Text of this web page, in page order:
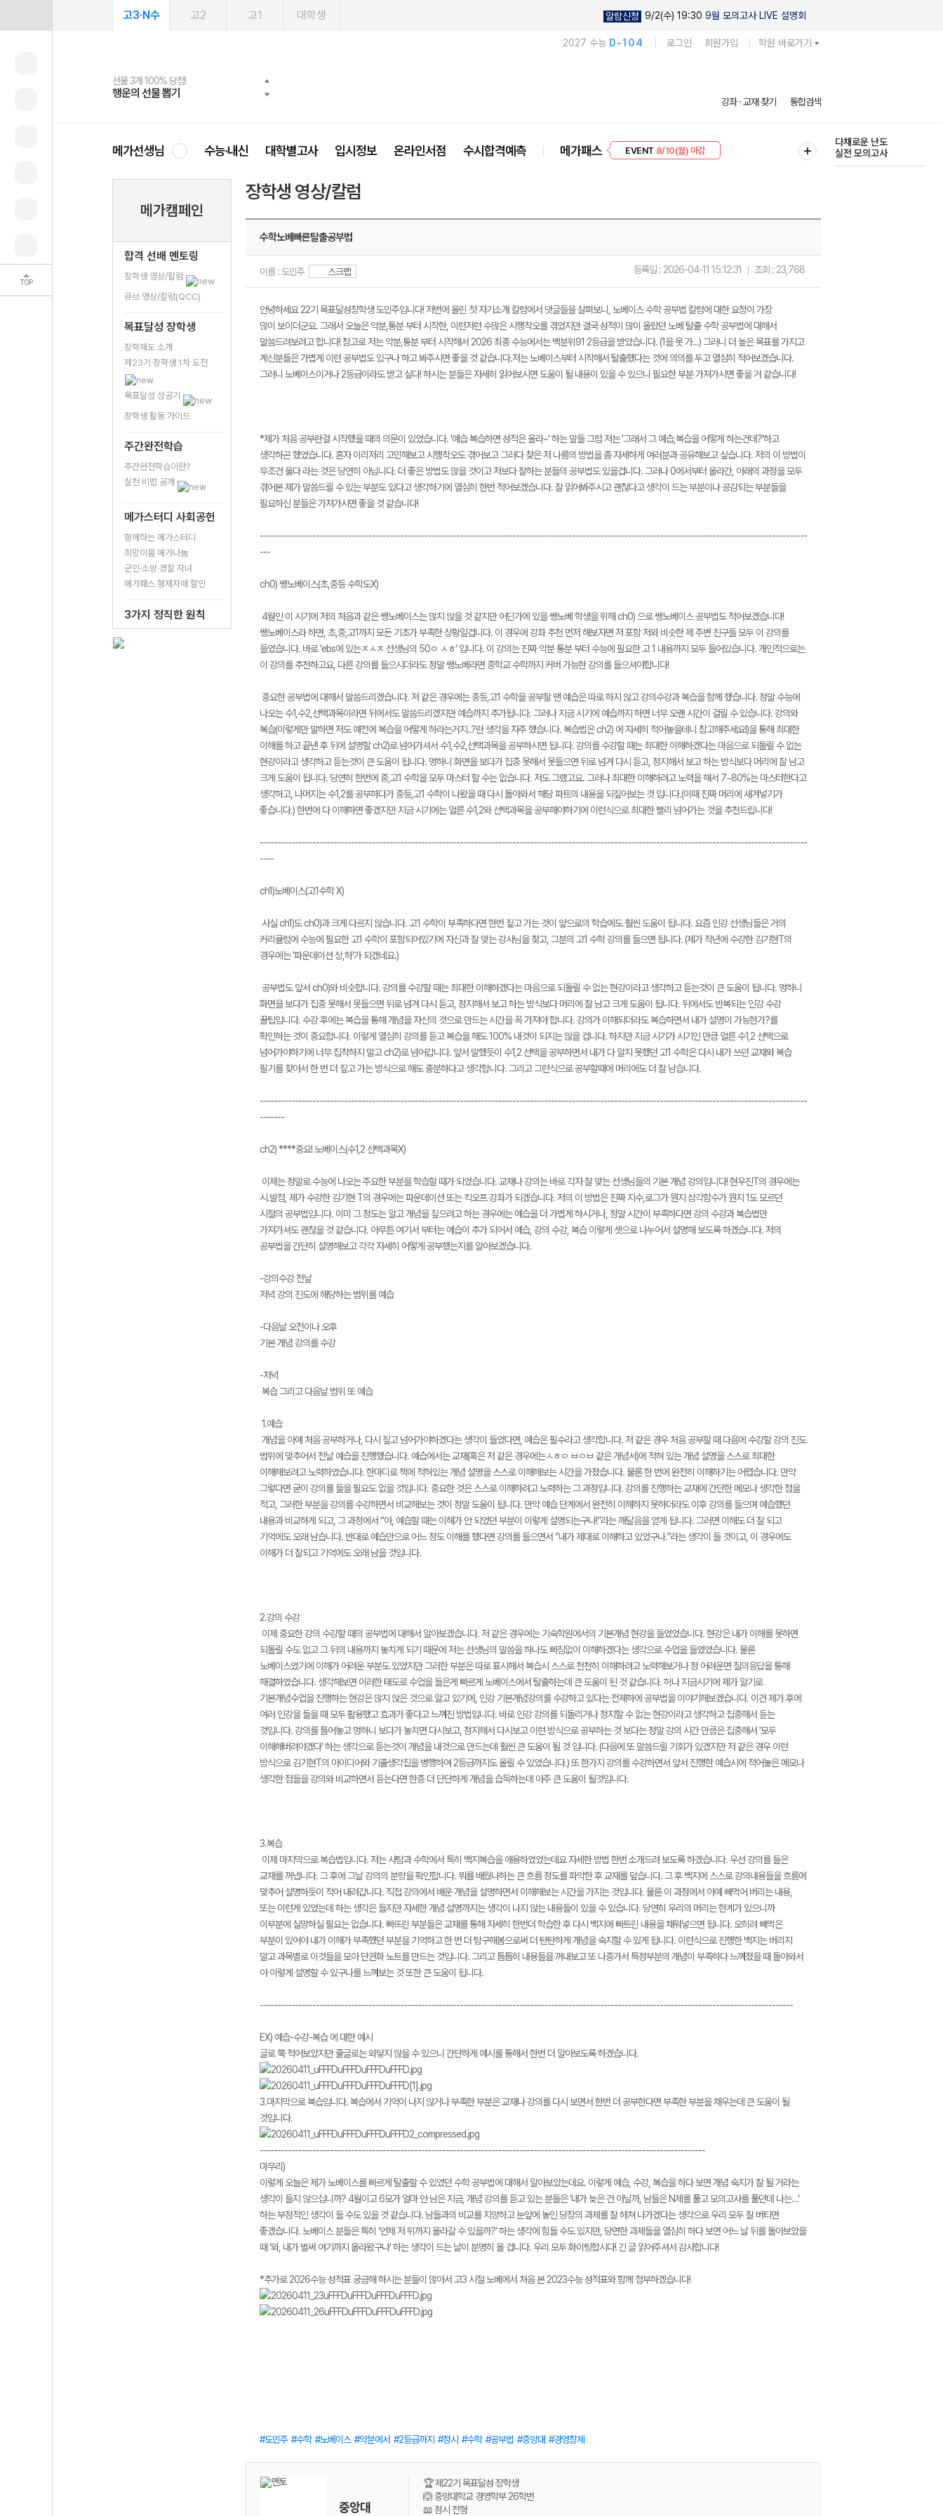
TOP
고3·N수 고2 고1 대학생 알람신청 9/2(수) 19:30 9월 모의고사 LIVE 설명회
2027 수능 D-104 로그인 회원가입 학원 바로가기
선물 3개 100% 당첨!
행운의 선물 뽑기
선물 100% 증정!
메가스터디 X 올리브
여름방학 스터디 캐시백
메가런 썸머스쿨
2027 러셀 단과
강사 공개선발
스마트러닝앱
설문 EVENT
메가패스
3일 무료 체험권
메가패스 수강생 무료혜택!
메가클럽 멤버십
사회공헌 캠페인
희망이룸 메가나눔
강좌 · 교재 찾기 통합검색
메가선생님 수능·내신 대학별고사 입시정보 온라인서점 수시합격예측 메가패스
EVENT 8/10(월) 마감
실전 모의고사
메가캠페인
합격 선배 멘토링
장학생 영상/칼럼
큐브 영상/칼럼(QCC)
목표달성 장학생
장학제도 소개
제23기 장학생 1차 도전
목표달성 성공기
장학생 활동 가이드
주간완전학습
주간완전학습이란?
실천 비법 공개
메가스터디 사회공헌
함께하는 메가스터디
희망이룸 메가나눔
군인·소방·경찰 자녀
메가패스 형제자매 할인
3가지 정직한 원칙
장학생 영상/칼럼
수학노베빠른탈출공부법
이름 : 도민주 스크랩 등록일 : 2026-04-11 15:12:31 조회 : 23,768
안녕하세요 22기 목표달성장학생 도민주입니다! 저번에 올린 첫 자기소개 칼럼에서 댓글들을 살펴보니, 노베이스 수학 공부법 칼럼에 대한 요청이 가장
많이 보이더군요. 그래서 오늘은 약분,통분 부터 시작한, 이런저런 수많은 시행착오를 겪었지만 결국 성적이 많이 올랐던 노베 탈출 수학 공부법에 대해서
말씀드려보려고 합니다! 참고로 저는 약분,통분 부터 시작해서 2026 최종 수능에서는 백분위91 2등급을 받았습니다. (1을 못 가...) 그러니 더 높은 목표를 가지고
계신분들은 가볍게 이런 공부법도 있구나 하고 봐주시면 좋을 것 같습니다.저는 노베이스부터 시작해서 탈출했다는 것에 의의를 두고 열심히 적어보겠습니다.
그러니 노베이스이거나 2등급이라도 받고 싶다! 하시는 분들은 자세히 읽어보시면 도움이 될 내용이 있을 수 있으니 필요한 부분 가져가시면 좋을 거 같습니다!
*제가 처음 공부란걸 시작했을 때의 의문이 있었습니다. '예습 복습하면 성적은 올라~' 하는 말들 그럼 저는 '그래서 그 예습,복습을 어떻게 하는건데?'하고
생각하곤 했었습니다. 혼자 이리저리 고민해보고 시행착오도 겪어보고 그러다 찾은 저 나름의 방법을 좀 자세하게 여러분과 공유해보고 싶습니다. 저의 이 방법이
무조건 옳다 라는 것은 당연히 아닙니다. 더 좋은 방법도 많을 것이고 저보다 잘하는 분들의 공부법도 있을겁니다. 그러나 0에서부터 올라간, 아래의 과정을 모두
겪어본 제가 말씀드릴 수 있는 부분도 있다고 생각하기에 열심히 한번 적어보겠습니다. 잘 읽어봐주시고 괜찮다고 생각이 드는 부분이나 공감되는 부분들을
필요하신 분들은 가져가시면 좋을 것 같습니다!
------------------------------------------------------------------------------------------------------------------------------------------------------------
---
ch0) 쌩노베이스(초,중등 수학도X)
4월인 이 시기에 저의 처음과 같은 쌩노베이스는 많지 않을 것 같지만 어딘가에 있을 쌩노베 학생을 위해 ch0) 으로 쌩노베이스 공부법도 적어보겠습니다!
쌩노베이스라 하면, 초,중,고1까지 모든 기초가 부족한 상황일겁니다. 이 경우에 강좌 추천 먼저 해보자면 저 포함 저와 비슷한 제 주변 친구들 모두 이 강의를
들었습니다. 바로 'ebs에 있는ㅈㅅㅈ 선생님의 50ㅇ ㅅㅎ' 입니다. 이 강의는 진짜 약분 통분 부터 수능에 필요한 고 1 내용까지 모두 들어있습니다. 개인적으로는
이 강의를 추천하고요, 다른 강의를 들으시더라도 정말 쌩노베라면 중학교 수학까지 커버 가능한 강의를 들으셔야합니다!
중요한 공부법에 대해서 말씀드리겠습니다. 저 같은 경우에는 중등,고1 수학을 공부할 땐 예습은 따로 하지 않고 강의수강과 복습을 함께 했습니다. 정말 수능에
나오는 수1,수2,선택과목이라면 뒤에서도 말씀드리겠지만 예습까지 추가됩니다. 그러나 지금 시기에 예습까지 하면 너무 오랜 시간이 걸릴 수 있습니다. 강의와
복습(이렇게만 말하면 저도 예전에 복습을 어떻게 하라는거지..?란 생각을 자주 했습니다. 복습법은 ch2) 에 자세히 적어놓을테니 참고해주세요!)을 통해 최대한
이해를 하고 끝낸 후 뒤에 설명할 ch2)로 넘어가셔서 수1,수2,선택과목을 공부하시면 됩니다. 강의를 수강할 때는 최대한 이해하겠다는 마음으로 되돌릴 수 없는
현강이라고 생각하고 듣는것이 큰 도움이 됩니다. 멍하니 화면을 보다가 집중 못해서 못들으면 뒤로 넘겨 다시 듣고, 정지해서 보고 하는 방식보다 머리에 잘 남고
크게 도움이 됩니다. 당연히 한번에 중,고1 수학을 모두 마스터 할 수는 없습니다. 저도 그랬고요. 그러나 최대한 이해하려고 노력을 해서 7~80%는 마스터한다고
생각하고, 나머지는 수1,2를 공부하다가 중등,고1 수학이 나왔을 때 다시 돌아와서 해당 파트의 내용을 되짚어보는 것 입니다.(이때 진짜 머리에 새겨넣기가
좋습니다.) 한번에 다 이해하면 좋겠지만 지금 시기에는 얼른 수1,2와 선택과목을 공부해야하기에 이런식으로 최대한 빨리 넘어가는 것을 추천드립니다!
------------------------------------------------------------------------------------------------------------------------------------------------------------
----
ch1)노베이스(고1수학 X)
사실 ch1)도 ch0)과 크게 다르지 않습니다. 고1 수학이 부족하다면 한번 짚고 가는 것이 앞으로의 학습에도 훨씬 도움이 됩니다. 요즘 인강 선생님들은 거의
커리큘럼에 수능에 필요한 고1 수학이 포함되어있기에 자신과 잘 맞는 강사님을 찾고, 그분의 고1 수학 강의를 들으면 됩니다. (제가 작년에 수강한 김기현T의
경우에는 '파운데이션 상,하'가 되겠네요.)
공부법도 앞서 ch0)와 비슷합니다. 강의를 수강할 때는 최대한 이해하겠다는 마음으로 되돌릴 수 없는 현강이라고 생각하고 듣는것이 큰 도움이 됩니다. 멍하니
화면을 보다가 집중 못해서 못들으면 뒤로 넘겨 다시 듣고, 정지해서 보고 하는 방식보다 머리에 잘 남고 크게 도움이 됩니다. 뒤에서도 반복되는 인강 수강
꿀팁입니다. 수강 후에는 복습을 통해 개념을 자신의 것으로 만드는 시간을 꼭 가져야 합니다. 강의가 이해되더라도 복습하면서 내가 설명이 가능한가?를
확인하는 것이 중요합니다. 이렇게 열심히 강의를 듣고 복습을 해도 100% 내것이 되지는 않을 겁니다. 하지만 지금 시기가 시기인 만큼 얼른 수1,2 선택으로
넘어가야하기에 너무 집착하지 말고 ch2)로 넘어갑니다. 앞서 말했듯이 수1,2 선택을 공부하면서 내가 다 알지 못했던 고1 수학은 다시 내가 쓰던 교재와 복습
필기를 찾아서 한 번 더 짚고 가는 방식으로 해도 충분하다고 생각합니다. 그리고 그런식으로 공부할때에 머리에도 더 잘 남습니다.
------------------------------------------------------------------------------------------------------------------------------------------------------------
-------
ch2) ****중요! 노베이스(수1,2 선택과목X)
이제는 정말로 수능에 나오는 주요한 부분을 학습할 때가 되었습니다. 교재나 강의는 바로 각자 잘 맞는 선생님들의 기본 개념 강의입니다! 현우진T의 경우에는
시.발점, 제가 수강한 김기현 T의 경우에는 파운데이션 또는 킥오프 강좌가 되겠습니다. 저의 이 방법은 진짜 지수,로그가 뭔지 삼각함수가 뭔지 1도 모르던
시절의 공부법입니다. 이미 그 정도는 알고 개념을 짚으려고 하는 경우에는 예습을 더 가볍게 하시거나, 정말 시간이 부족하다면 강의 수강과 복습법만
가져가셔도 괜찮을 것 같습니다. 아무튼 여기서 부터는 예습이 추가 되어서 예습, 강의 수강, 복습 이렇게 셋으로 나누어서 설명해 보도록 하겠습니다. 저의
공부법을 간단히 설명해보고 각각 자세히 어떻게 공부했는지를 알아보겠습니다.
-강의수강 전날
저녁 강의 진도에 해당하는 범위를 예습
-다음날 오전이나 오후
기본 개념 강의를 수강
-저녁
복습 그리고 다음날 범위 또 예습
1.예습
개념을 아예 처음 공부하거나, 다시 짚고 넘어가야하겠다는 생각이 들었다면, 예습은 필수라고 생각합니다. 저 같은 경우 처음 공부할 때 다음에 수강할 강의 진도
범위에 맞추어서 전날 예습을 진행했습니다. 예습에서는 교재(혹은 저 같은 경우에는ㅅㅎㅇ ㅂㅇㅂ 같은 개념서)에 적혀 있는 개념 설명을 스스로 최대한
이해해보려고 노력하였습니다. 한마디로 책에 적혀있는 개념 설명을 스스로 이해해보는 시간을 가졌습니다. 물론 한 번에 완전히 이해하기는 어렵습니다. 만약
그렇다면 굳이 강의를 들을 필요도 없을 것입니다. 중요한 것은 스스로 이해하려고 노력하는 그 과정입니다. 강의를 진행하는 교재에 간단한 메모나 생각한 점을
적고, 그러한 부분을 강의를 수강하면서 비교해보는 것이 정말 도움이 됩니다. 만약 예습 단계에서 완전히 이해하지 못하더라도 이후 강의를 들으며 예습했던
내용과 비교하게 되고, 그 과정에서 “아, 예습할 때는 이해가 안 되었던 부분이 이렇게 설명되는구나!”라는 깨달음을 얻게 됩니다. 그러면 이해도 더 잘 되고
기억에도 오래 남습니다. 반대로 예습만으로 어느 정도 이해를 했다면 강의를 들으면서 “내가 제대로 이해하고 있었구나.”라는 생각이 들 것이고, 이 경우에도
이해가 더 잘되고 기억에도 오래 남을 것입니다.
2.강의 수강
이제 중요한 강의 수강할 때의 공부법에 대해서 알아보겠습니다. 저 같은 경우에는 기숙학원에서의 기본개념 현강을 들었었습니다. 현강은 내가 이해를 못하면
되돌릴 수도 없고 그 뒤의 내용까지 놓치게 되기 때문에 저는 선생님의 말씀을 하나도 빠짐없이 이해하겠다는 생각으로 수업을 들었었습니다. 물론
노베이스였기에 이해가 어려운 부분도 있었지만 그러한 부분은 따로 표시해서 복습시 스스로 천천히 이해하려고 노력해보거나 정 어려운면 질의응답을 통해
해결하였습니다. 생각해보면 이러한 태도로 수업을 들은게 빠르게 노베이스에서 탈출하는데 큰 도움이 된 것 같습니다. 허나 지금시기에 제가 알기로
기본개념수업을 진행하는 현강은 많지 않은 것으로 알고 있기에, 인강 기본개념강의를 수강하고 있다는 전제하에 공부법을 이야기해보겠습니다. 이건 제가 후에
여러 인강을 들을 때 모두 활용했고 효과가 좋다고 느껴진 방법입니다. 바로 인강 강의를 되돌리거나 정지할 수 없는 현강이라고 생각하고 집중해서 듣는
것입니다. 강의를 틀어놓고 멍하니 보다가 놓치면 다시보고, 정지해서 다시보고 이런 방식으로 공부하는 것 보다는 정말 강의 시간 만큼은 집중해서 '모두
이해해버려야겠다' 하는 생각으로 듣는것이 개념을 내것으로 만드는데 훨씬 큰 도움이 될 것 입니다. (다음에 또 말씀드릴 기회가 있겠지만 저 같은 경우 이런
방식으로 김기현T의 아이디어와 기출생각집을 병행하여 2등급까지도 올릴 수 있었습니다.) 또 한가지 강의를 수강하면서 앞서 진행한 예습시에 적어놓은 메모나
생각한 점들을 강의와 비교하면서 듣는다면 한층 더 단단하게 개념을 습득하는데 아주 큰 도움이 될것입니다.
3.복습
이제 마지막으로 복습법입니다. 저는 사탐과 수학에서 특히 백지복습을 애용하였었는데요 자세한 방법 한번 소개드려 보도록 하겠습니다. 우선 강의를 들은
교재를 꺼냅니다. 그 후에 그날 강의의 분량을 확인합니다. 뭐를 배웠나하는 큰 흐름 정도를 파악한 후 교재를 덮습니다. 그 후 백지에 스스로 강의내용들을 흐름에
맞추어 설명하듯이 적어 내려갑니다. 직접 강의에서 배운 개념을 설명하면서 이해해보는 시간을 가지는 것입니다. 물론 이 과정에서 아예 빼먹어 버리는 내용,
또는 이런게 있었는데 하는 생각은 들지만 자세한 개념 설명까지는 생각이 나지 않는 내용들이 있을 수 있습니다. 당연히 우리의 머리는 한계가 있으니까
이부분에 실망하실 필요는 없습니다. 빠뜨린 부분들은 교재를 통해 자세히 한번더 학습한 후 다시 백지에 빠트린 내용을 채워넣으면 됩니다. 오히려 빼먹은
부분이 있어야 내가 이해가 부족했던 부분을 기억하고 한 번 더 탐구해봄으로써 더 탄탄하게 개념을 숙지할 수 있게 됩니다. 이런식으로 진행한 백지는 버리지
말고 과목별로 이것들을 모아 단권화 노트를 만드는 것입니다. 그리고 틈틈히 내용들을 꺼내보고 또 나중가서 특정부분의 개념이 부족하다 느껴졌을 때 돌아와서
아 이렇게 설명할 수 있구나를 느껴보는 것 또한 큰 도움이 됩니다.
--------------------------------------------------------------------------------------------------------------------------------------------------------
EX) 예습-수강-복습 에 대한 예시
글로 쭉 적어보았지만 줄글로는 와닿지 않을 수 있으니 간단하게 예시를 통해서 한번 더 알아보도록 하겠습니다.
3.마지막으로 복습입니다. 복습에서 기억이 나지 않거나 부족한 부분은 교재나 강의를 다시 보면서 한번 더 공부한다면 부족한 부분을 채우는데 큰 도움이 될
것입니다.
-------------------------------------------------------------------------------------------------------------------------------
마무리)
이렇게 오늘은 제가 노베이스를 빠르게 탈출할 수 있었던 수학 공부법에 대해서 알아보았는데요. 이렇게 예습, 수강, 복습을 하다 보면 개념 숙지가 잘 될 거라는
생각이 들지 않으십니까? 4월이고 6모가 얼마 안 남은 지금, 개념 강의를 듣고 있는 분들은 ‘내가 늦은 건 아닐까, 남들은 N제를 풀고 모의고사를 풀던데 나는…’
하는 부정적인 생각이 들 수도 있을 것 같습니다. 남들과의 비교를 지양하고 눈앞에 놓인 당장의 과제를 잘 헤쳐 나가겠다는 생각으로 우리 모두 잘 버티면
좋겠습니다. 노베이스 분들은 특히 ‘언제 저 위까지 올라갈 수 있을까?’ 하는 생각에 힘들 수도 있지만, 당면한 과제들을 열심히 하다 보면 어느 날 뒤를 돌아보았을
때 ‘와, 내가 벌써 여기까지 올라왔구나’ 하는 생각이 드는 날이 분명히 올 겁니다. 우리 모두 화이팅합시다! 긴 글 읽어주셔서 감사합니다!
*추가로 2026수능 성적표 궁금해 하시는 분들이 많아서 고3 시절 노베에서 처음 본 2023수능 성적표와 함께 첨부하겠습니다!
도민주 수학 노베이스 약분에서 2등급까지 정시 수학 공부법 중앙대 경영창제
중앙대
🏆 제22기 목표달성 장학생
🙆 중앙대학교 경영학부 26학번
📖 정시 전형